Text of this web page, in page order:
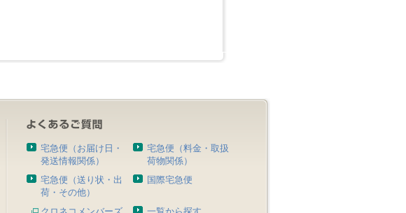
宅急便（お届け日・
発送情報関係）
宅急便（料金・取扱
荷物関係）
宅急便（送り状・出
荷・その他）
国際宅急便